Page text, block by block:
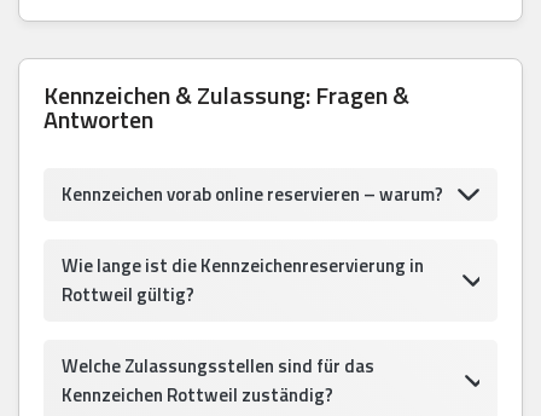
Kennzeichen & Zulassung: Fragen &
Antworten
Kennzeichen vorab online reservieren – warum?
Wie lange ist die Kennzeichenreservierung in
Rottweil gültig?
Welche Zulassungsstellen sind für das
Kennzeichen Rottweil zuständig?